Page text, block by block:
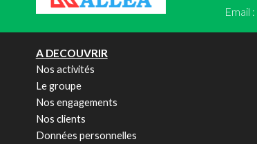
Email :
A DECOUVRIR
Nos activités
Le groupe
Nos engagements
Nos clients
Données personnelles